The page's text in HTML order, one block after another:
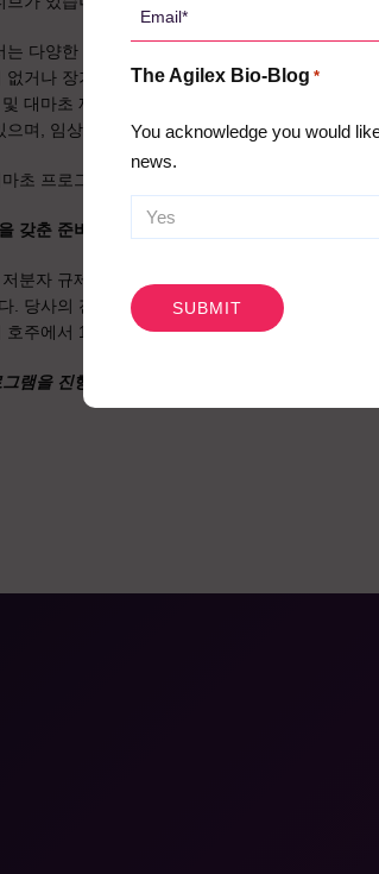
다양한 규제 및 비규제 상점과 단체를 통해 약
거나 장기간의 휴약 기간을 기다려야 하는 마약
대마초 제품에 대한 노출에 있어서는 거의 순진
으며, 임상시험 환경의 측면에서 볼 때, 저희는 호
초 프로그램을 위한 매우 매력적인 제안입니다.
갖춘 준비된 기업입니다.
분자 규제 생물의학 실험실로 모든 신규 화학 물
. 당사의 전문성은 호주에서 이러한 약동학 연구
호주에서 1위를 차지하고 있습니다.
램을 진행하는 방법이나 애자일렉스 바이오랩에
*
The Agilex Bio-Blog *
You acknowledge you would
news.